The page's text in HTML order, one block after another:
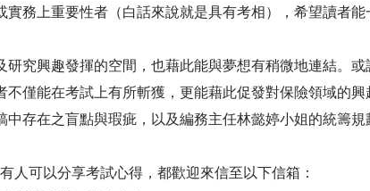
務上重要性者（白話來說就是具有考相），希望讀者能
究興趣發揮的空間，也藉此能與夢想有稍微地連結。或
僅能在考試上有所斬獲，更能藉此促發對保險領域的興
存在之盲點與瑕疵，以及編務主任林懿婷小姐的統籌規
人可以分享考試心得，都歡迎來信至以下信箱：